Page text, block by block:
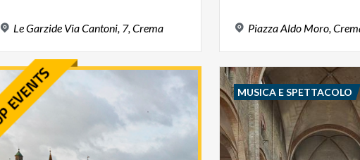
LeGarzide ViaCantoni, 7, Crema PiazzaAldo Moro,
MUSICA E SPETTACOLO